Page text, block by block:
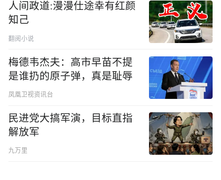
人间政道:漫漫仕途幸有红颜
知己
翻阅小说
梅德韦杰夫：高市早苗不提
是谁扔的原子弹，真是耻辱
凤凰卫视资讯台
民进党大搞军演，目标直指
解放军
九万里